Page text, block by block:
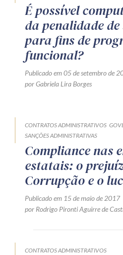
É possível
da penalidade de
para fins de
funcional?
Publicado em 05 de setembro de
por Gabriela Lira Borges
CONTRATOS ADMINISTRATIVOS
SANÇÕES ADMINISTRATIVAS
Compliance nas
estatais: o
Corrupção e o
Publicado em 15 de maio de 2017
por Rodrigo Pironti Aguirre de
CONTRATOS ADMINISTRATIVOS